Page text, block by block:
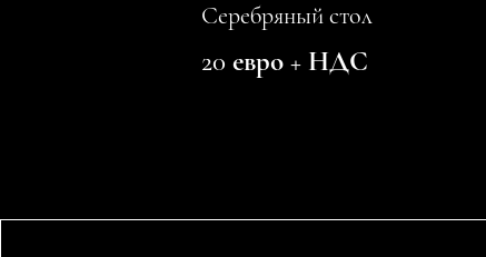
Серебряный стол
20 евро + НДС